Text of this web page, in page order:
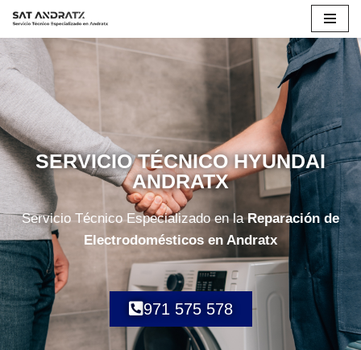
Saltar
al
contenido
SERVICIO TÉCNICO HYUNDAI
ANDRATX
Servicio Técnico Especializado en laReparación de
Electrodomésticos en Andratx
971 575 578